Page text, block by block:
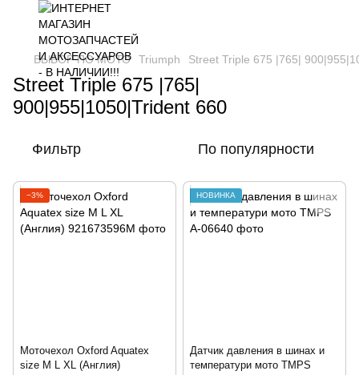
ВЫБОР ПО МОТО Triumph Street Triple 675 |765|
Street Triple 675 |765|
900|955|1050|Trident 660
Фильтр По популярности
−3%
Моточехол Oxford Aquatex
size M L XL (Англия)
НОВИНКА
Датчик давления в шинах и
температури мото TMPS